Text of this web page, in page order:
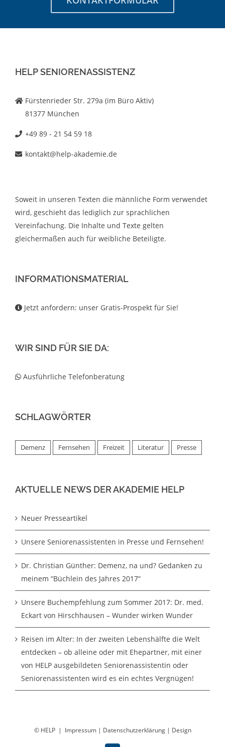
HELP SENIORENASSISTENZ
Fürstenrieder Str. 279a (im Büro Aktiv)
81377 München
+49 89 - 21 54 59 18
kontakt@help-akademie.de
Soweit in unseren Texten die männliche Form verwendet
wird, geschieht das lediglich zur sprachlichen
Vereinfachung. Die Inhalte und Texte gelten
gleichermaßen auch für weibliche Beteiligte.
INFORMATIONSMATERIAL
Jetzt anfordern: unser Gratis-Prospekt für Sie!
WIR SIND FÜR SIE DA:
Ausführliche Telefonberatung
SCHLAGWÖRTER
Demenz Fernsehen Freizeit Literatur Presse
AKTUELLE NEWS DER AKADEMIE HELP
Neuer Presseartikel
Unsere Seniorenassistenten in Presse und Fernsehen!
Dr. Christian Günther: Demenz, na und? Gedanken zu
meinem “Büchlein des Jahres 2017“
Unsere Buchempfehlung zum Sommer 2017: Dr. med.
Eckart von Hirschhausen – Wunder wirken Wunder
Reisen im Alter: In der zweiten Lebenshälfte die Welt
entdecken – ob alleine oder mit Ehepartner, mit einer
von HELP ausgebildeten Seniorenassistentin oder
Seniorenassistenten wird es ein echtes Vergnügen!
© HELP | Impressum| Datenschutzerklärung| Design